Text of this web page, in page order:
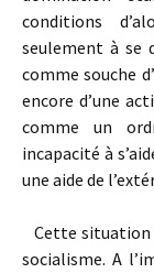
conditions
seulement à se
comme souche
encore d’une
comme un
incapacité à
une aide de
Cette situation
socialisme. A